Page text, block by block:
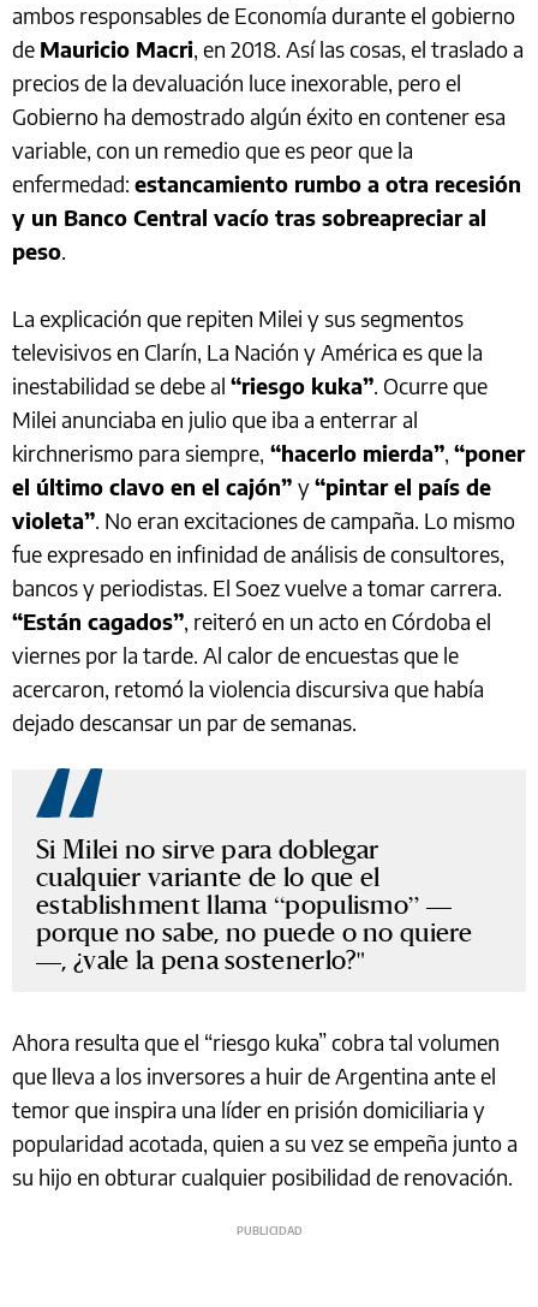
ambos responsables de Economía durante el gobierno
de Mauricio Macri, en 2018. Así las cosas, el traslado a
precios de la devaluación luce inexorable, pero el
Gobierno ha demostrado algún éxito en contener esa
variable, con un remedio que es peor que la
enfermedad: estancamiento rumbo a otra recesión
y un Banco Central vacío tras sobreapreciar al
peso.
La explicación que repiten Milei y sus segmentos
televisivos en Clarín, La Nación y América es que la
inestabilidad se debe al “riesgo kuka”. Ocurre que
Milei anunciaba en julio que iba a enterrar al
kirchnerismo para siempre, “hacerlo mierda”, “poner
el último clavo en el cajón” y“pintar el país de
violeta”. No eran excitaciones de campaña. Lo mismo
fue expresado en infinidad de análisis de consultores,
bancos y periodistas. El Soez vuelve a tomar carrera.
“Están cagados”, reiteró en un acto en Córdoba el
viernes por la tarde. Al calor de encuestas que le
acercaron, retomó la violencia discursiva que había
dejado descansar un par de semanas.
Si Milei no sirve para doblegar
cualquier variante de lo que el
establishment llama “populismo” —
porque no sabe, no puede o no quiere
—, ¿vale la pena sostenerlo?
Ahora resulta que el “riesgo kuka” cobra tal volumen
que lleva a los inversores a huir de Argentina ante el
temor que inspira una líder en prisión domiciliaria y
popularidad acotada, quien a su vez se empeña junto a
su hijo en obturar cualquier posibilidad de renovación.